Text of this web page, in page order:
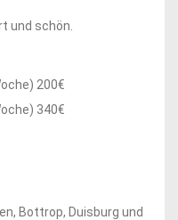
und schön.
200€
340€
Bottrop, Duisburg und